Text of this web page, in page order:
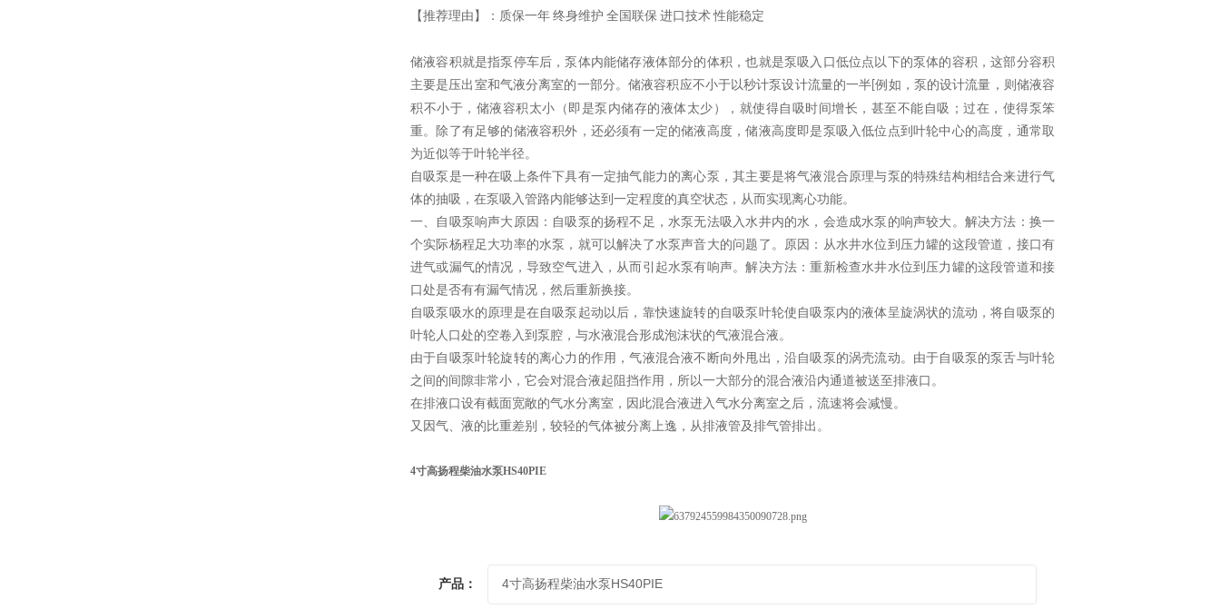
【推荐理由】：质保一年 终身维护 全国联保 进口技术 性能稳定
储液容积就是指泵停车后，泵体内能储存液体部分的体积，也就是泵吸入口低位点以下的泵体的容积，这部分容积
主要是压出室和气液分离室的一部分。储液容积应不小于以秒计泵设计流量的一半 [例如，泵的设计流量，则储液容
积不小于，储液容积太小（即是泵内储存的液体太少），就使得自吸时间增长，甚至不能自吸；过在，使得泵笨
重。除了有足够的储液容积外，还必须有一定的储液高度，储液高度即是泵吸入低位点到叶轮中心的高度，通常取
为近似等于叶轮半径。
自吸泵是一种在吸上条件下具有一定抽气能力的离心泵，其主要是将气液混合原理与泵的特殊结构相结合来进行气
体的抽吸，在泵吸入管路内能够达到一定程度的真空状态，从而实现离心功能。
一、自吸泵响声大原因：自吸泵的扬程不足，水泵无法吸入水井内的水，会造成水泵的响声较大。解决方法：换一
个实际杨程足大功率的水泵，就可以解决了水泵声音大的问题了。原因：从水井水位到压力罐的这段管道，接口有
进气或漏气的情况，导致空气进入，从而引起水泵有响声。解决方法：重新检查水井水位到压力罐的这段管道和接
口处是否有有漏气情况，然后重新换接。
自吸泵吸水的原理是在自吸泵起动以后，靠快速旋转的自吸泵叶轮使自吸泵内的液体呈旋涡状的流动，将自吸泵的
叶轮人口处的空卷入到泵腔，与水液混合形成泡沫状的气液混合液。
由于自吸泵叶轮旋转的离心力的作用，气液混合液不断向外甩出，沿自吸泵的涡壳流动。由于自吸泵的泵舌与叶轮
之间的间隙非常小，它会对混合液起阻挡作用，所以一大部分的混合液沿内通道被送至排液口。
在排液口设有截面宽敞的气水分离室，因此混合液进入气水分离室之后，流速将会减慢。
又因气、液的比重差别，较轻的气体被分离上逸，从排液管及排气管排出。
4寸高扬程柴油水泵HS40PIE
产品：